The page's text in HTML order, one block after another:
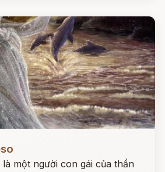
một người con gái của thần